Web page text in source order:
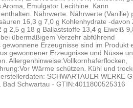
Emulgator Lecithine. Kann
Nährwerte: Nährwerte (Vanille)
16,3 g 7,0 g Kohlenhydrate -davon
2,5 g 18 g Ballaststoffe 13,4 g Eiweiß
übermäßigem Verzehr abführend
Erzeugnisse sind im Produkt
gewonnener Erzeugnisse und Nüsse
Allergenhinweise:Vollkornhaferflocken,
Wärme schützen. Kühl und
SCHWARTAUER WERKE
Schwartau - GTIN:4011800525316